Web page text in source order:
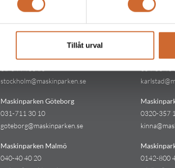
Tillåt urval
Maskinparken Stockholm
08-544 433 80
stockholm@maskinparken.se
Maskinparken Göteborg
031-711 30 10
goteborg@maskinparken.se
Maskinparken Malmö
040-40 40 20
054-53 43
0320-357
0142-800